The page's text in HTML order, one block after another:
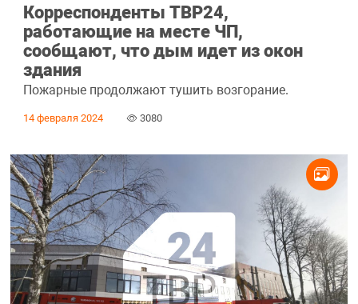
Корреспонденты ТВР24,
работающие на месте ЧП,
сообщают, что дым идет из окон
здания
Пожарные продолжают тушить возгорание.
14 февраля 2024 3080